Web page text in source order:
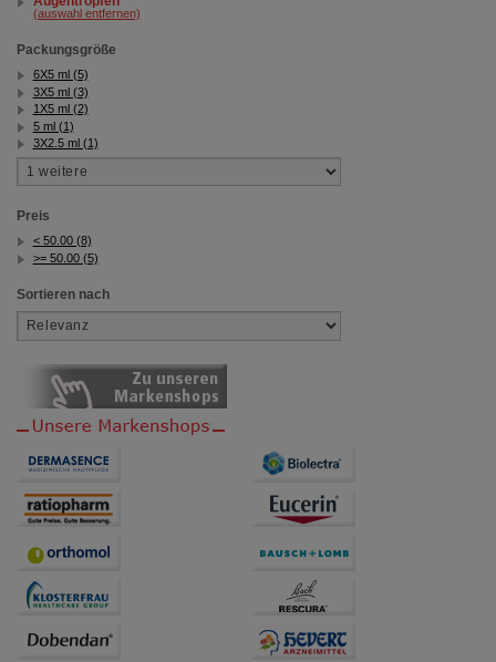
(auswahl entfernen)
Packungsgröße
6X5 ml (5)
3X5 ml (3)
1X5 ml (2)
5 ml (1)
3X2.5 ml (1)
Preis
< 50.00 (8)
>= 50.00 (5)
Sortieren nach